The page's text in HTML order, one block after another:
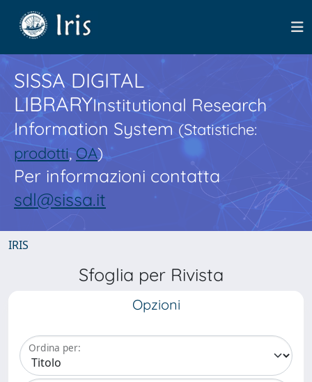
SISSA DIGITAL
LIBRARYInstitutional Research
Information System(Statistiche:
prodotti,OA)
Per informazioni contatta
sdl@sissa.it
IRIS
Sfoglia per Rivista
Opzioni
Ordina per: